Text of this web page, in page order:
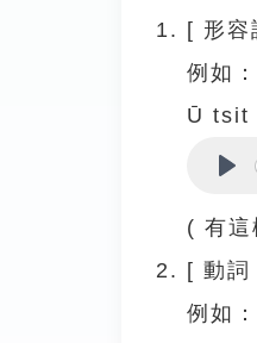
[ 形容
例如：
Ū tsit
( 有這
[ 動詞
例如：